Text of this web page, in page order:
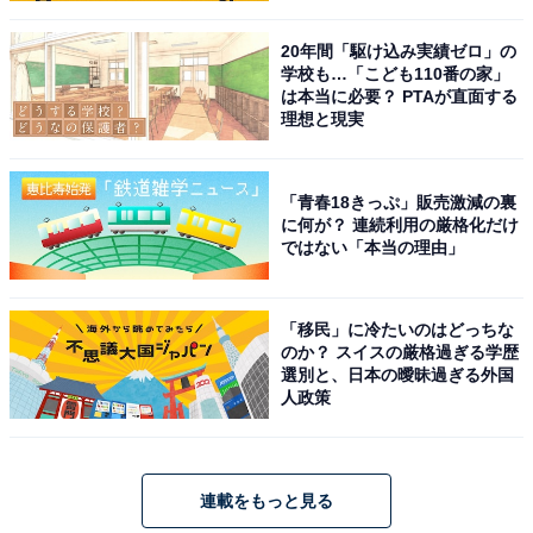
20年間「駆け込み実績ゼロ」の
学校も…「こども110番の家」
は本当に必要？ PTAが直面する
理想と現実
「青春18きっぷ」販売激減の裏
に何が？ 連続利用の厳格化だけ
ではない「本当の理由」
「移民」に冷たいのはどっちな
のか？ スイスの厳格過ぎる学歴
選別と、日本の曖昧過ぎる外国
人政策
連載をもっと見る